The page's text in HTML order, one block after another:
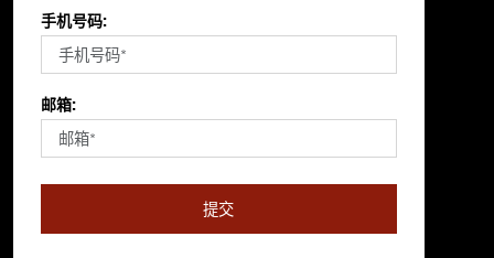
手机号码:
邮箱:
提交